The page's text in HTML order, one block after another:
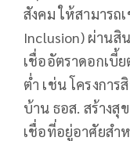
สังคม ให้สามารถ
Inclusion) ผ่านสิ
เชื่ออัตราดอกเบี้
ต่ำ เช่น โครงการ
บ้าน ธอส. สร้างสุ
เชื่อที่อยู่อาศัยสำ